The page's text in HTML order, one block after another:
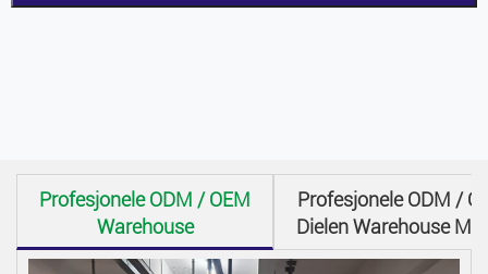
Profesjonele ODM / OEM
Warehouse
Profesjonele ODM /
Dielen Warehouse